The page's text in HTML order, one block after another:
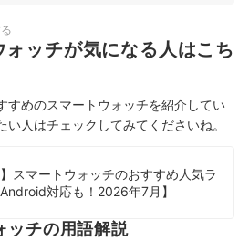
ッチが気になる人はこち
すめのスマートウォッチを紹介してい
い人はチェックしてみてくださいね。
】スマートウォッチのおすすめ人気ラ
対応も！2026年7月】
ッチの用語解説